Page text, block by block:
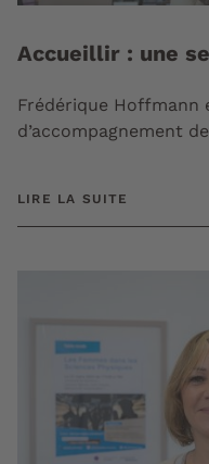
Accueillir : une
Frédérique Hoffmann
d’accompagnement
LIRE LA SUITE